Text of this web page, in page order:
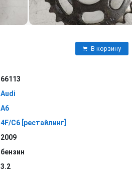
В корзину
66113
Audi
A6
4F/C6 [рестайлинг]
2009
бензин
3.2